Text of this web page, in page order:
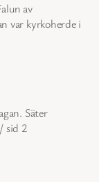
av
var kyrkoherde i
Säter
sid 2